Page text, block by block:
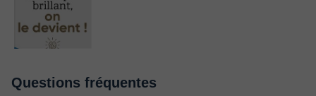
Questions fréquentes